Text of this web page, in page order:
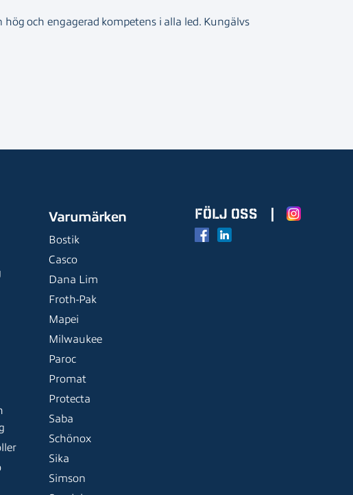
och engagerad kompetens i alla led. Kungälvs
Varumärken
Bostik
Casco
Dana Lim
Froth-Pak
Mapei
Milwaukee
Paroc
Promat
Protecta
Saba
Schönox
Sika
Simson
FÖLJ OSS